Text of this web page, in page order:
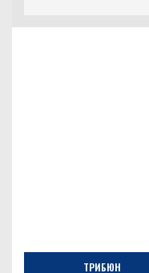
ТРИБЮН